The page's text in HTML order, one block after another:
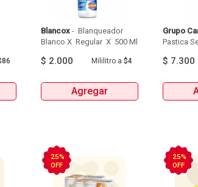
Blancox - Blanqueador
$ 2.000 Mililitro a$4
Agregar
Grupo
Pastica
$ 7.300
25%
OFF
25%
OFF